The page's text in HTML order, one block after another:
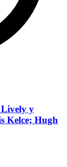
Lively y
Kelce; Hugh